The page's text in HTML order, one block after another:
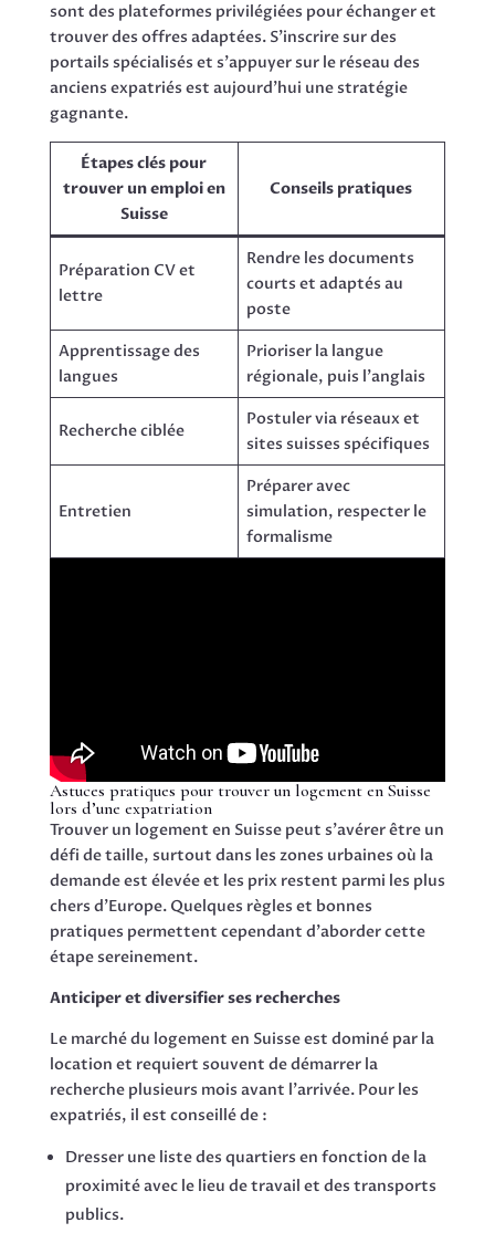
sont des plateformes privilégiées pour échanger et
trouver des offres adaptées. S’inscrire sur des
portails spécialisés et s’appuyer sur le réseau des
anciens expatriés est aujourd’hui une stratégie
gagnante.
Étapes clés pour
trouver un emploi en
Suisse
Conseils pratiques
Préparation CV et
lettre
Rendre les documents
courts et adaptés au
poste
Apprentissage des
langues
Prioriser la langue
régionale, puis l’anglais
Recherche ciblée
Postuler via réseaux et
sites suisses spécifiques
Entretien
Préparer avec
simulation, respecter le
formalisme
Astuces pratiques pour trouver un logement en Suisse
lors d’une expatriation
Trouver un logement en Suisse peut s’avérer être un
défi de taille, surtout dans les zones urbaines où la
demande est élevée et les prix restent parmi les plus
chers d’Europe. Quelques règles et bonnes
pratiques permettent cependant d’aborder cette
étape sereinement.
Anticiper et diversifier ses recherches
Le marché du logement en Suisse est dominé par la
location et requiert souvent de démarrer la
recherche plusieurs mois avant l’arrivée. Pour les
expatriés, il est conseillé de :
Dresser une liste des quartiers en fonction de la
proximité avec le lieu de travail et des transports
publics.